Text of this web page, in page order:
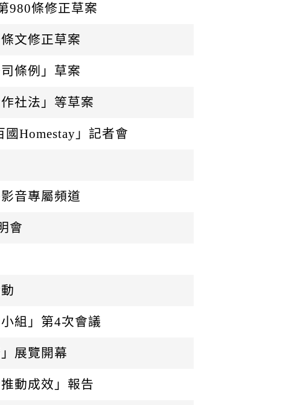
980條修正草案
文修正草案
條例」草案
社法」等草案
Homestay」記者會
音專屬頻道
會
組」第4次會議
展覽開幕
動成效」報告